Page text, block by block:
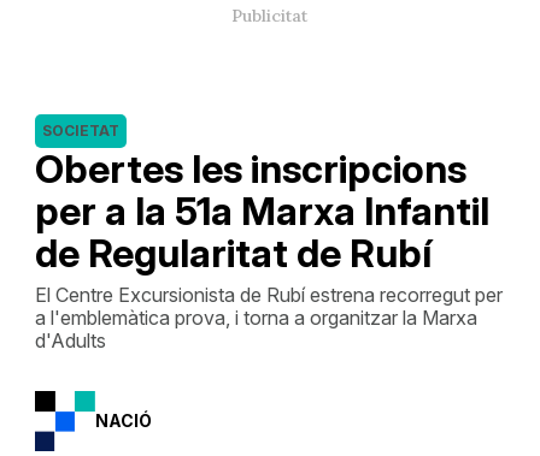
Obertes les inscripcions
per a la 51a Marxa Infantil
de Regularitat de Rubí
SOCIETAT
El Centre Excursionista de Rubí estrena recorregut per
a l'emblemàtica prova, i torna a organitzar la Marxa
d'Adults
NACIÓ